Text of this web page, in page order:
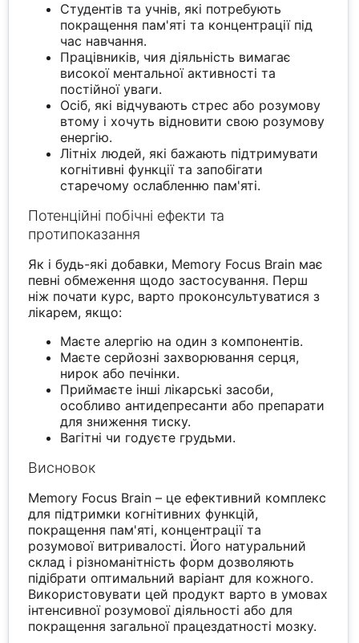
Студентів та учнів, які потребують
покращення пам'яті та концентрації під
час навчання.
Працівників, чия діяльність вимагає
високої ментальної активності та
постійної уваги.
Осіб, які відчувають стрес або розумову
втому і хочуть відновити свою розумову
енергію.
Літніх людей, які бажають підтримувати
когнітивні функції та запобігати
старечому ослабленню пам'яті.
Потенційні побічні ефекти та
протипоказання
Як і будь-які добавки, Memory Focus Brain має
певні обмеження щодо застосування. Перш
ніж почати курс, варто проконсультуватися з
лікарем, якщо:
Маєте алергію на один з компонентів.
Маєте серйозні захворювання серця,
нирок або печінки.
Приймаєте інші лікарські засоби,
особливо антидепресанти або препарати
для зниження тиску.
Вагітні чи годуєте грудьми.
Висновок
Memory Focus Brain – це ефективний комплекс
для підтримки когнітивних функцій,
покращення пам'яті, концентрації та
розумової витривалості. Його натуральний
склад і різноманітність форм дозволяють
підібрати оптимальний варіант для кожного.
Використовувати цей продукт варто в умовах
інтенсивної розумової діяльності або для
покращення загальної працездатності мозку.